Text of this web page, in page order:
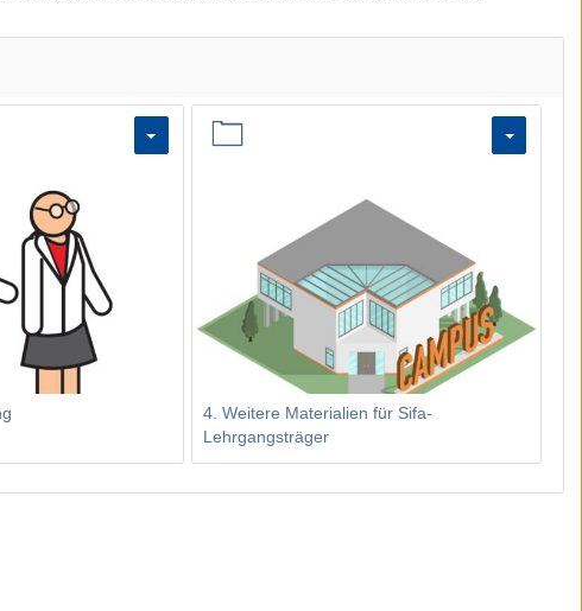
4. Weitere Materialien für Sifa-
Lehrgangsträger